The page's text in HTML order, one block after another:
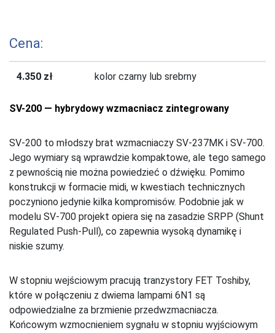
Cena:
4.350 zł kolor czarny lub srebrny
SV-200 — hybrydowy wzmacniacz zintegrowany
SV-200 to młodszy brat wzmacniaczy SV-237MK i SV-700.
Jego wymiary są wprawdzie kompaktowe, ale tego samego
z pewnością nie można powiedzieć o dźwięku. Pomimo
konstrukcji w formacie midi, w kwestiach technicznych
poczyniono jedynie kilka kompromisów. Podobnie jak w
modelu SV-700 projekt opiera się na zasadzie SRPP (Shunt
Regulated Push-Pull), co zapewnia wysoką dynamikę i
niskie szumy.
W stopniu wejściowym pracują tranzystory FET Toshiby,
które w połączeniu z dwiema lampami 6N1 są
odpowiedzialne za brzmienie przedwzmacniacza.
Końcowym wzmocnieniem sygnału w stopniu wyjściowym